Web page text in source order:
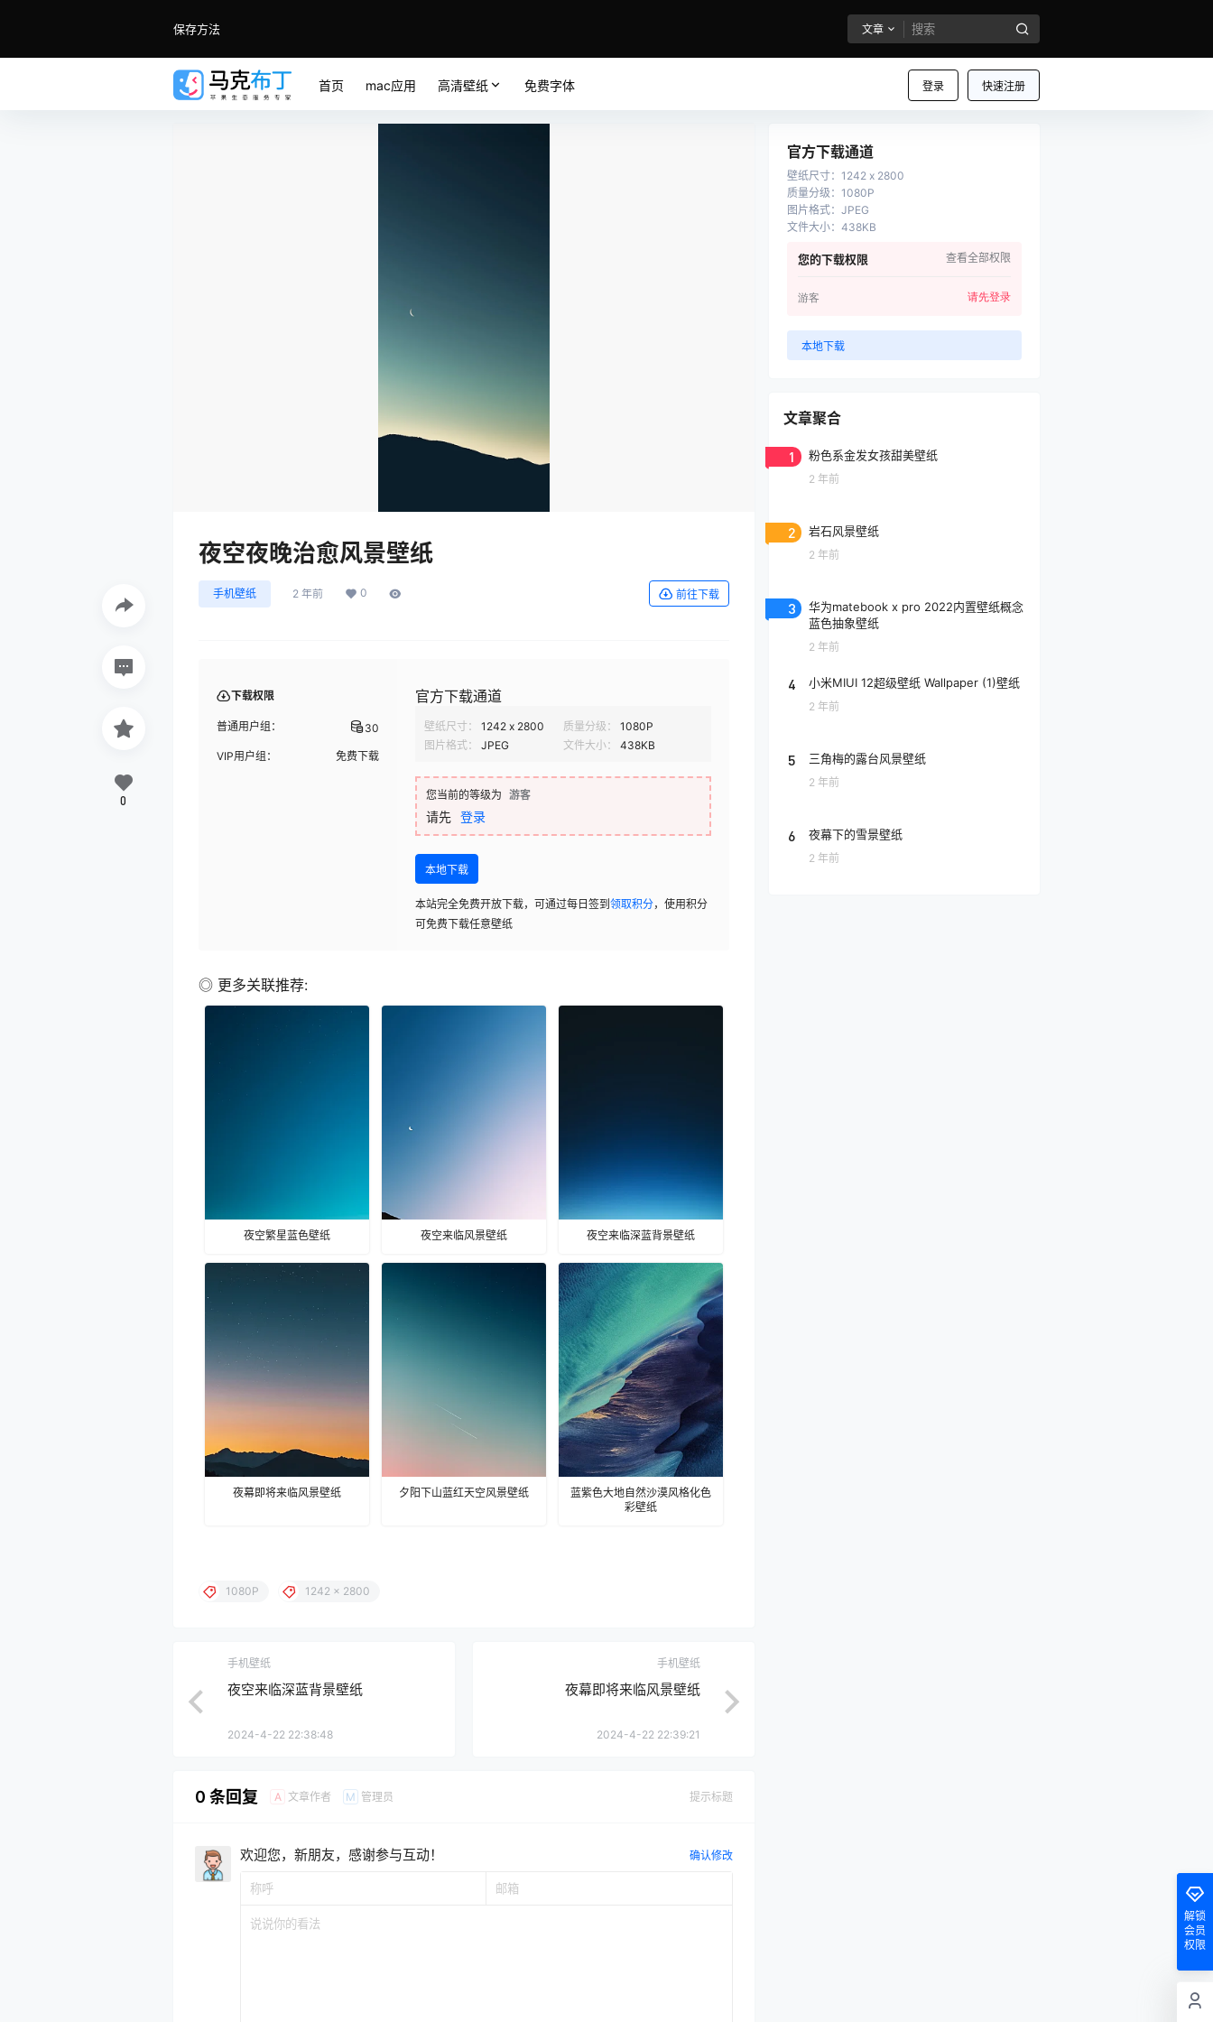
保存方法 文章
登录 快速注册
首页 mac应用 高清壁纸 免费字体
夜空夜晚治愈风景壁纸
手机壁纸 2 年前 0 前往下载
下载权限
普通用户组： 30
VIP用户组： 免费下载
官方下载通道
壁纸尺寸： 1242 x 2800 质量分级：
1080P
图片格式：
JPEG 文件大小： 438KB
您当前的等级为 游客
请先 登录
本地下载
本站完全免费开放下载，可通过每日签到 领取积分，使用积分
可免费下载任意壁纸
◎ 更多关联推荐:
夜空繁星蓝色壁纸 夜空来临风景壁纸 夜空来临深蓝背景壁纸
夜幕即将来临风景壁纸 夕阳下山蓝红天空风景壁纸
蓝紫色大地自然沙漠风格化色
彩壁纸
0
1080P 1242 x 2800
手机壁纸
夜空来临深蓝背景壁纸
2024-4-22 22:38:48
手机壁纸
夜幕即将来临风景壁纸
2024-4-22 22:39:21
0 条回复 A 文章作者 M 管理员 提示标题
欢迎您，新朋友，感谢参与互动！ 确认修改
官方下载通道
壁纸尺寸： 1242 x 2800
质量分级 ： 1080P
图片格式： JPEG
文件大小： 438KB
您的下载权限 查看全部权限
游客 请先登录
本地下载
文章聚合
1 粉色系金发女孩甜美壁纸
2 年前
2 岩石风景壁纸
2 年前
3
华为matebook x pro 2022内置壁纸概念
蓝色抽象壁纸
2 年前
4 小米MIUI 12超级壁纸 Wallpaper (1)壁纸
2 年前
5 三角梅的露台风景壁纸
2 年前
6 夜幕下的雪景壁纸
2 年前
解锁
会员
权限